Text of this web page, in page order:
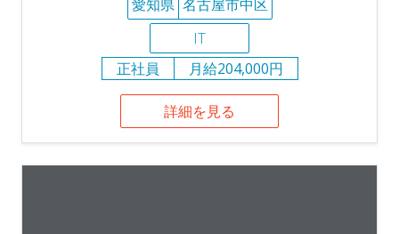
愛知県 名古屋市中区
IT
正社員
月給204,000円
詳細を見る